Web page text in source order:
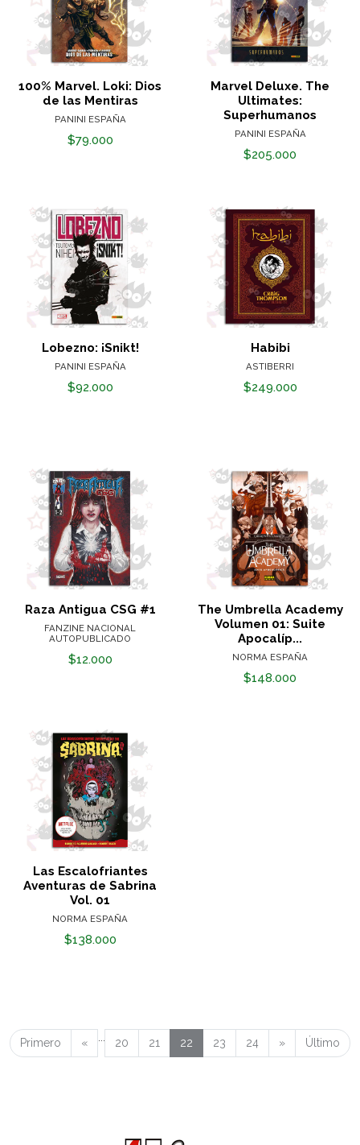
100% Marvel. Loki: Dios
de las Mentiras
PANINI ESPAÑA
$79.000
Marvel Deluxe. The
Ultimates:
Superhumanos
PANINI ESPAÑA
$205.000
Lobezno: ¡Snikt!
PANINI ESPAÑA
$92.000
Habibi
ASTIBERRI
$249.000
Raza Antigua CSG #1
FANZINE NACIONAL
AUTOPUBLICADO
$12.000
The Umbrella Academy
Volumen 01: Suite
Apocalíp...
NORMA ESPAÑA
$148.000
Las Escalofriantes
Aventuras de Sabrina
Vol. 01
NORMA ESPAÑA
$138.000
Primero « 20 21 22 23 24 » Último